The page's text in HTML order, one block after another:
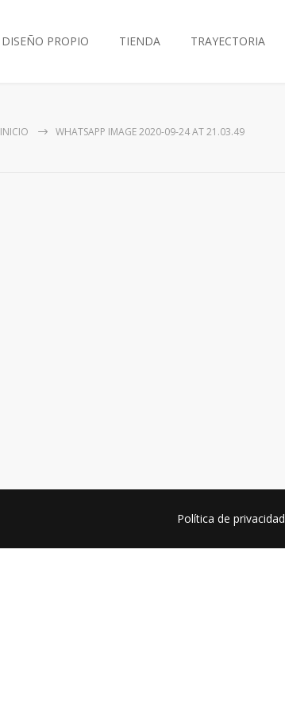
DISEÑO PROPIO TIENDA TRAYECTORIA
INICIO WHATSAPP IMAGE 2020-09-24 AT 21.03.49
Política de privacidad